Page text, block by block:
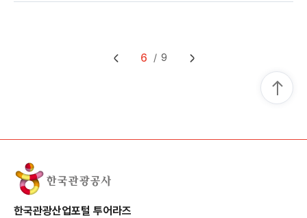
6 9
한국관광산업포털 투어라즈